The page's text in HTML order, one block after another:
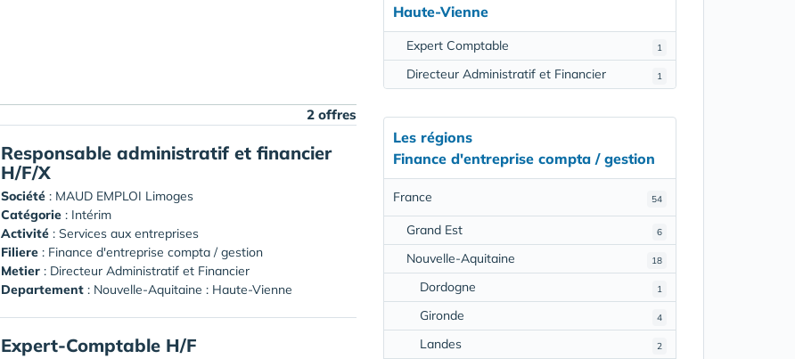
2 offres
Responsable administratif et financier
H/F/X
Société : MAUD EMPLOI Limoges
Catégorie : Intérim
Activité : Services aux entreprises
Filiere : Finance d'entreprise compta / gestion
Metier : Directeur Administratif et Financier
Departement : Nouvelle-Aquitaine : Haute-Vienne
Expert-Comptable H/F
Haute-Vienne
1
Expert Comptable
1
Directeur Administratif et Financier
Les régions
Finance d'entreprise compta / gestion
54
France
6
Grand Est
18
Nouvelle-Aquitaine
1
Dordogne
4
Gironde
2
Landes